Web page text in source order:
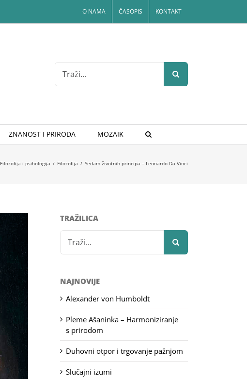
O NAMA ČASOPIS KONTAKT
Search
for:
ZNANOST I PRIRODA MOZAIK
Filozofija i psihologija / Filozofija / Sedam životnih principa – Leonardo Da Vinci
TRAŽILICA
for:
NAJNOVIJE
Alexander von Humboldt
Pleme Ašaninka – Harmoniziranje
s prirodom
Duhovni otpor i trgovanje pažnjom
Slučajni izumi